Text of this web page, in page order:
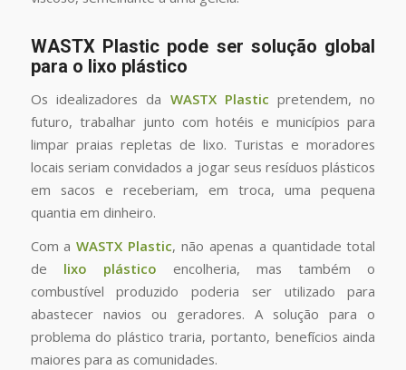
WASTX Plastic pode ser solução global
para o lixo plástico
Os idealizadores da WASTX Plastic pretendem, no
futuro, trabalhar junto com hotéis e municípios para
limpar praias repletas de lixo. Turistas e moradores
locais seriam convidados a jogar seus resíduos plásticos
em sacos e receberiam, em troca, uma pequena
quantia em dinheiro.
Com aWASTX Plastic, não apenas a quantidade total
de lixo plástico encolheria, mas também o
combustível produzido poderia ser utilizado para
abastecer navios ou geradores. A solução para o
problema do plástico traria, portanto, benefícios ainda
maiores para as comunidades.